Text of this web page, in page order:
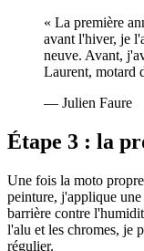
« La première
avant l'hiver, je
neuve. Avant,
Laurent, motard
— Julien Faure
Étape 3 : la
Une fois la moto
peinture, j'applique
barrière contre
l'alu et les chromes, je
régulier.